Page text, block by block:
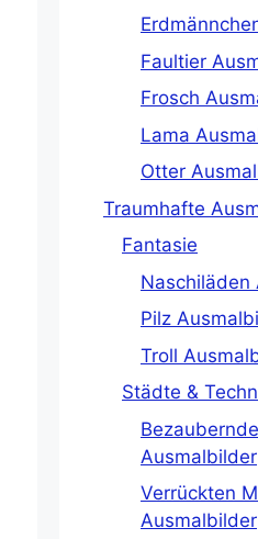
Faultier
Frosch
Lama
Otter
Traumhafte
Fantasie
Naschiläden
Pilz
Troll
Städte &
Ausmalbilder
Verrückten
Ausmalbilder